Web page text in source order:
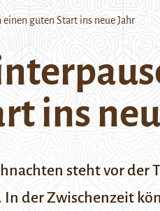
guten Start ins neue Jahr
ins
steht vor der
der Zwischenzeit